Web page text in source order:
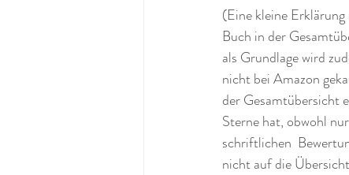
(Eine kleine
Buch in der
als Grundlage wird
nicht bei Amazon
der Gesamtübersicht
Sterne hat, obwohl
schriftlichen
nicht auf die